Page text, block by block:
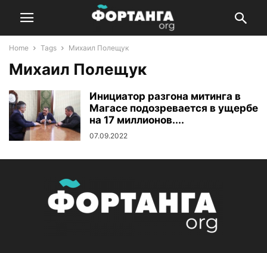
Home Tags Михаил Полещук
Михаил Полещук
Инициатор разгона митинга в
Магасе подозревается в ущербе
на 17 миллионов....
07.09.2022